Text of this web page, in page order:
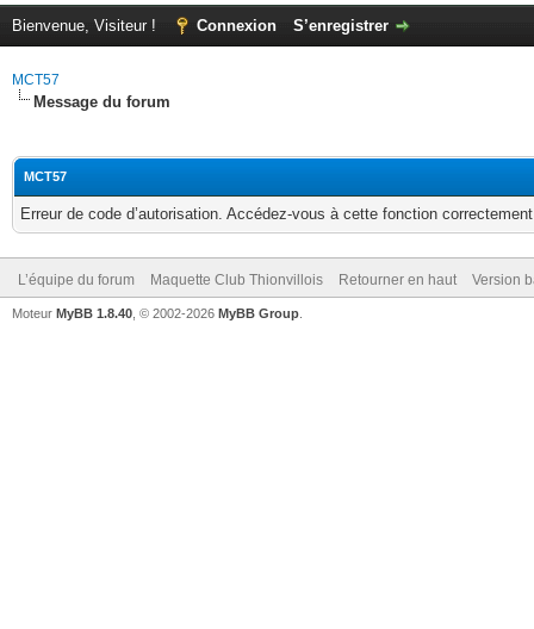
Bienvenue, Visiteur ! Connexion S’enregistrer
MCT57
Message du forum
MCT57
Erreur de code d’autorisation. Accédez-vous à cette fonction
L’équipe du forum Maquette Club Thionvillois Retourner en haut Version
Moteur MyBB 1.8.40 , © 2002-2026 MyBB Group